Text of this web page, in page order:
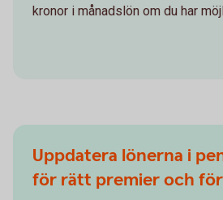
kronor i månadslön om du har
Uppdatera lönerna i
för rätt premier och